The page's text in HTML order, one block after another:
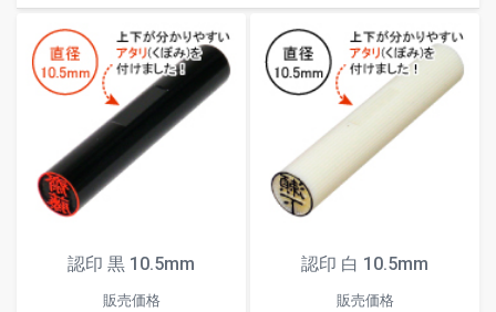
認印 黒 10.5mm
販売価格
認印 白 10.5mm
販売価格